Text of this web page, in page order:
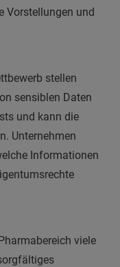
Vorstellungen und
stellen
sensiblen Daten
und kann die
Unternehmen
Informationen
viele